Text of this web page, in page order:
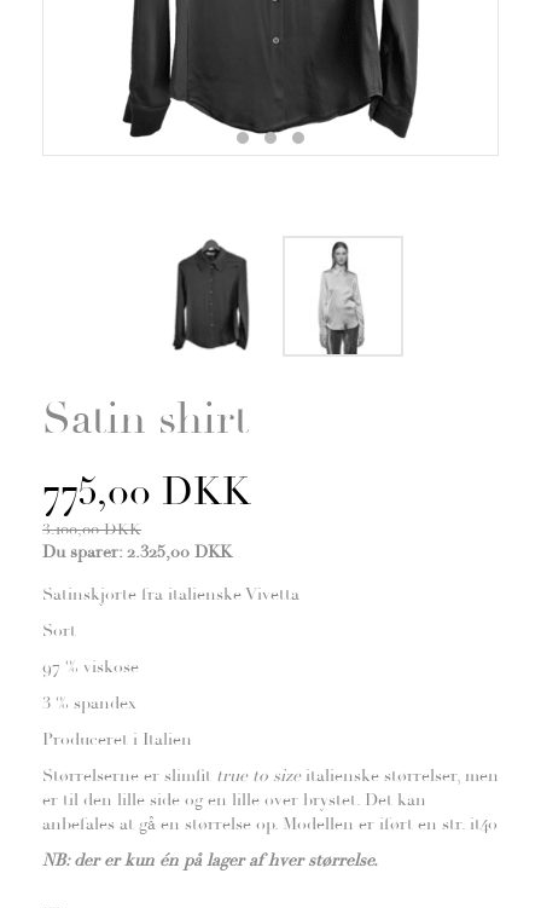
Satin shirt
775,00 DKK
3.100,00 DKK
Du sparer: 2.325,00 DKK
Satinskjorte fra italienske Vivetta
Sort
97 % viskose
3 % spandex
Produceret i Italien
Størrelserne er slimfit true to size italienske størrelser, men
er til den lille side og en lille over brystet. Det kan
anbefales at gå en størrelse op. Modellen er iført en str. it40
NB: der er kun én på lager af hver størrelse.